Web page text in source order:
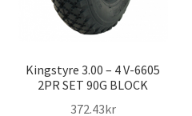
Kingstyre 3.00 – 4 V-6605
2PR SET 90G BLOCK
372.43kr